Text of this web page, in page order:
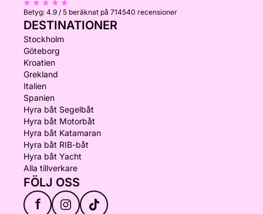
Betyg: 4.9 / 5 beräknat på 714540 recensioner
DESTINATIONER
Stockholm
Göteborg
Kroatien
Grekland
Italien
Spanien
Hyra båt Segelbåt
Hyra båt Motorbåt
Hyra båt Katamaran
Hyra båt RIB-båt
Hyra båt Yacht
Alla tillverkare
FÖLJ OSS
f